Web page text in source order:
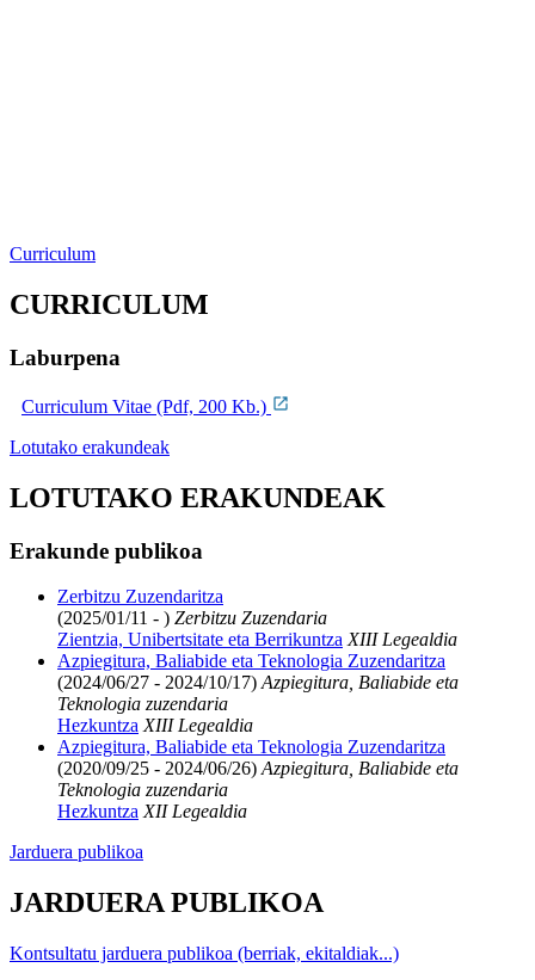
Curriculum
CURRICULUM
Laburpena
Curriculum Vitae (Pdf, 200 Kb.)
Lotutako erakundeak
LOTUTAKO ERAKUNDEAK
Erakunde publikoa
Zerbitzu Zuzendaritza
(2025/01/11 - ) Zerbitzu Zuzendaria
Zientzia, Unibertsitate eta Berrikuntza XIII Legealdia
Azpiegitura, Baliabide eta Teknologia Zuzendaritza
(2024/06/27 - 2024/10/17) Azpiegitura, Baliabide eta
Teknologia zuzendaria
Hezkuntza XIII Legealdia
Azpiegitura, Baliabide eta Teknologia Zuzendaritza
(2020/09/25 - 2024/06/26) Azpiegitura, Baliabide eta
Teknologia zuzendaria
Hezkuntza XII Legealdia
Jarduera publikoa
JARDUERA PUBLIKOA
Kontsultatu jarduera publikoa (berriak, ekitaldiak...)